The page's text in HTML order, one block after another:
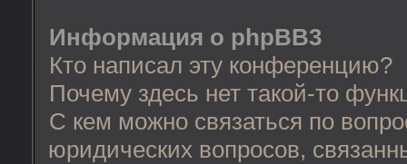
Информация о phpBB3
Кто написал эту конференцию?
Почему здесь нет такой-то
С кем можно связаться по
юридических вопросов,